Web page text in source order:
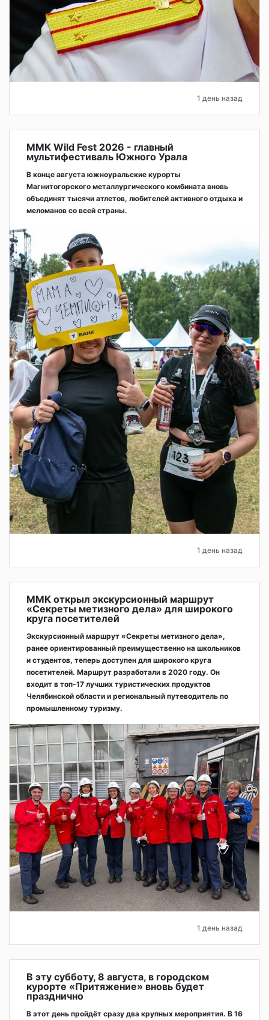
1 день назад
ММК Wild Fest 2026 - главный
мультифестиваль Южного Урала
В конце августа южноуральские курорты
Магнитогорского металлургического комбината вновь
объединят тысячи атлетов, любителей активного отдыха и
меломанов со всей страны.
1 день назад
ММК открыл экскурсионный маршрут
«Секреты метизного дела» для широкого
круга посетителей
Экскурсионный маршрут «Секреты метизного дела»,
ранее ориентированный преимущественно на школьников
и студентов, теперь доступен для широкого круга
посетителей. Маршрут разработали в 2020 году. Он
входит в топ-17 лучших туристических продуктов
Челябинской области и региональный путеводитель по
промышленному туризму.
1 день назад
В эту субботу, 8 августа, в городском
курорте «Притяжение» вновь будет
празднично
В этот день пройдёт сразу два крупных мероприятия. В 16